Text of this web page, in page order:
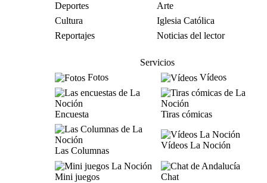
Deportes
Arte
Cultura
Iglesia Católica
Reportajes
Noticias del lector
Servicios
Fotos
Vídeos
Encuesta Tiras cómicas
Las Columnas
Vídeos La Noción
Mini juegos
Chat